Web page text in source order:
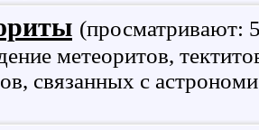
(просматривают:
метеоритов,
связанных с